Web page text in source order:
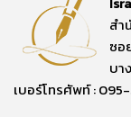
สำ
ซอ
บา
เบอร์โทรศัพท์ :